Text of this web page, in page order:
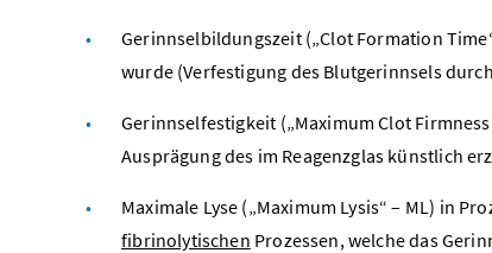
Gerinnselbildungszeit („Clot Formation
wurde (Verfestigung des Blutgerinnsels durch
Gerinnselfestigkeit („Maximum Clot
Ausprägung des im Reagenzglas künstlich
Maximale Lyse („Maximum Lysis“ – ML) in
fibrinolytischen Prozessen, welche das